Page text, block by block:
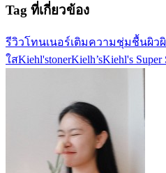
Tag ที่เกี่ยวข้อง
รีวิวโทนเนอร์เติมความชุ่มชื้นผิว
ใสKiehl'stonerKielh’sKiehl's Super